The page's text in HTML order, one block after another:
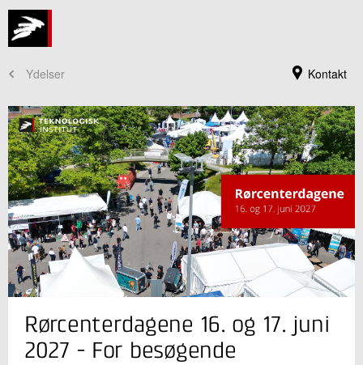
Kontakt
Ydelser
Jeg er din kontaktperson
Diana Boje
Assistent
Rørcentret
Rørcenterdagene 16. og 17. juni
2027 - For besøgende